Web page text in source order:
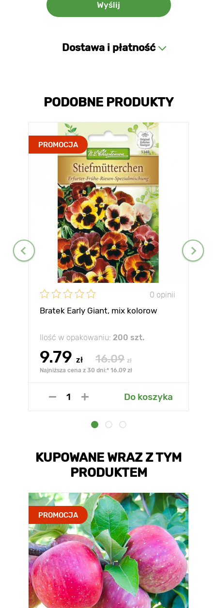
Dostawa i płatność
PODOBNE PRODUKTY
PROMOCJA
0 opinii
Bratek Early Giant, mix kolorow
Ilość w opakowaniu: 200 szt.
9.79 zł 16.09 zł
Najniższa cena z 30 dni:* 16.09 zł
Do koszyka
KUPOWANE WRAZ Z TYM
PRODUKTEM
PROMOCJA